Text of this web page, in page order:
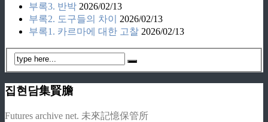
부록3. 반박 2026/02/13
부록2. 도구들의 차이
2026/02/13
부록1. 카르마에 대한 고찰 2026/02/13
집현담集賢膽
Futures archive net. 未來記憶保管所